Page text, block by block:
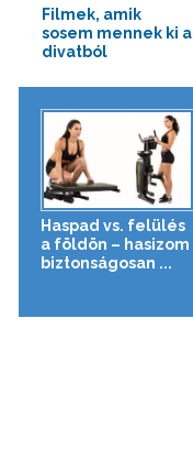
Filmek, amik
sosem mennek ki a
divatból
Haspad vs. felülés
a földön – hasizom
biztonságosan ...